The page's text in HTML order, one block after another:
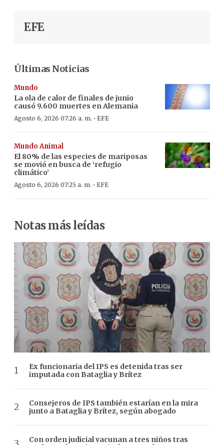
EFE
Últimas Noticias
Mundo
La ola de calor de finales de junio
causó 9.600 muertes en Alemania
Agosto 6, 2026 07:26 a. m. · EFE
Mundo Animal
El 80% de las especies de mariposas
se movió en busca de ‘refugio
climático’
Agosto 6, 2026 07:25 a. m. · EFE
Notas más leídas
Ex funcionaria del IPS es detenida tras ser
imputada con Bataglia y Brítez
Consejeros de IPS también estarían en la mira
junto a Bataglia y Brítez, según abogado
Con orden judicial vacunan a tres niños tras